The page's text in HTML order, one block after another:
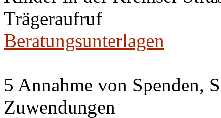
Trägeraufruf
Beratungsunterlagen
5 Annahme von Spenden,
Zuwendungen